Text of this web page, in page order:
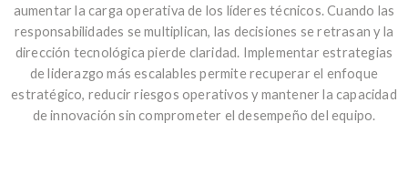
aumentar la carga operativa de los líderes técnicos. Cuando las
responsabilidades se multiplican, las decisiones se retrasan y la
dirección tecnológica pierde claridad. Implementar estrategias
de liderazgo más escalables permite recuperar el enfoque
estratégico, reducir riesgos operativos y mantener la capacidad
de innovación sin comprometer el desempeño del equipo.